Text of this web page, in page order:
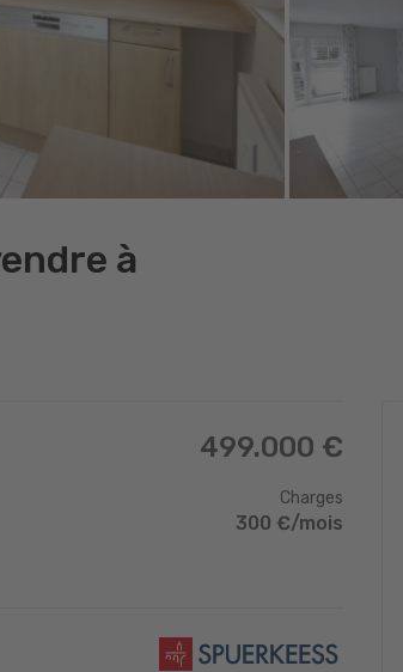
à
499.000 €
Charges
300 €/mois